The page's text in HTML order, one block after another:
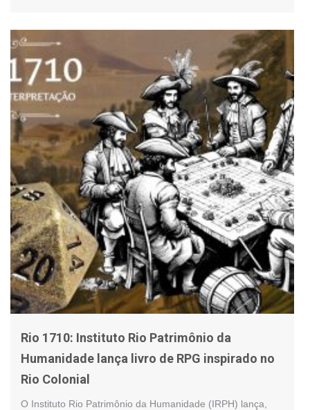
Rio 1710: Instituto Rio Patrimônio da
Humanidade lança livro de RPG inspirado no
Rio Colonial
O Instituto Rio Patrimônio da Humanidade (IRPH) lança,